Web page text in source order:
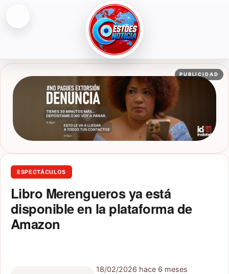
ESTOESNOTICIA|NOTICIAS
PUBLICIDAD
ESPECTÁCULOS
Libro Merengueros ya está
disponible en la plataforma de
Amazon
18/02/2026 hace 6 meses